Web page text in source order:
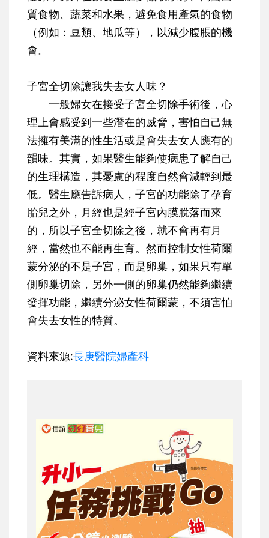
質食物、蔬菜和水果，避免食用產氣的食物
（例如：豆類、地瓜等），以減少腹脹的機
會。
子宮全切除讓我失去女人味？
一般婦女在接受子宮全切除手術後，心
理上會感受到一些潛在的威脅，害怕自己無
法擁有美滿的性生活或是會失去女人應有的
韻味。其實，如果醫生能夠使病患了解自己
的生理構造，其憂慮的程度自然會減輕到最
低。醫生應告訴病人，子宮的功能除了孕育
胎兒之外，月經也是經子宮內膜脫落而來
的，所以子宮全切除之後，就不會再有月
經，當然也不能再生育。然而控制女性荷爾
蒙分泌的不是子宮，而是卵巢，如果只有單
側卵巢切除，另外一側的卵巢仍然能夠繼續
發揮功能，繼續分泌女性荷爾蒙，不須害怕
會失去女性的特質。
資料來源:長庚醫院婦產科